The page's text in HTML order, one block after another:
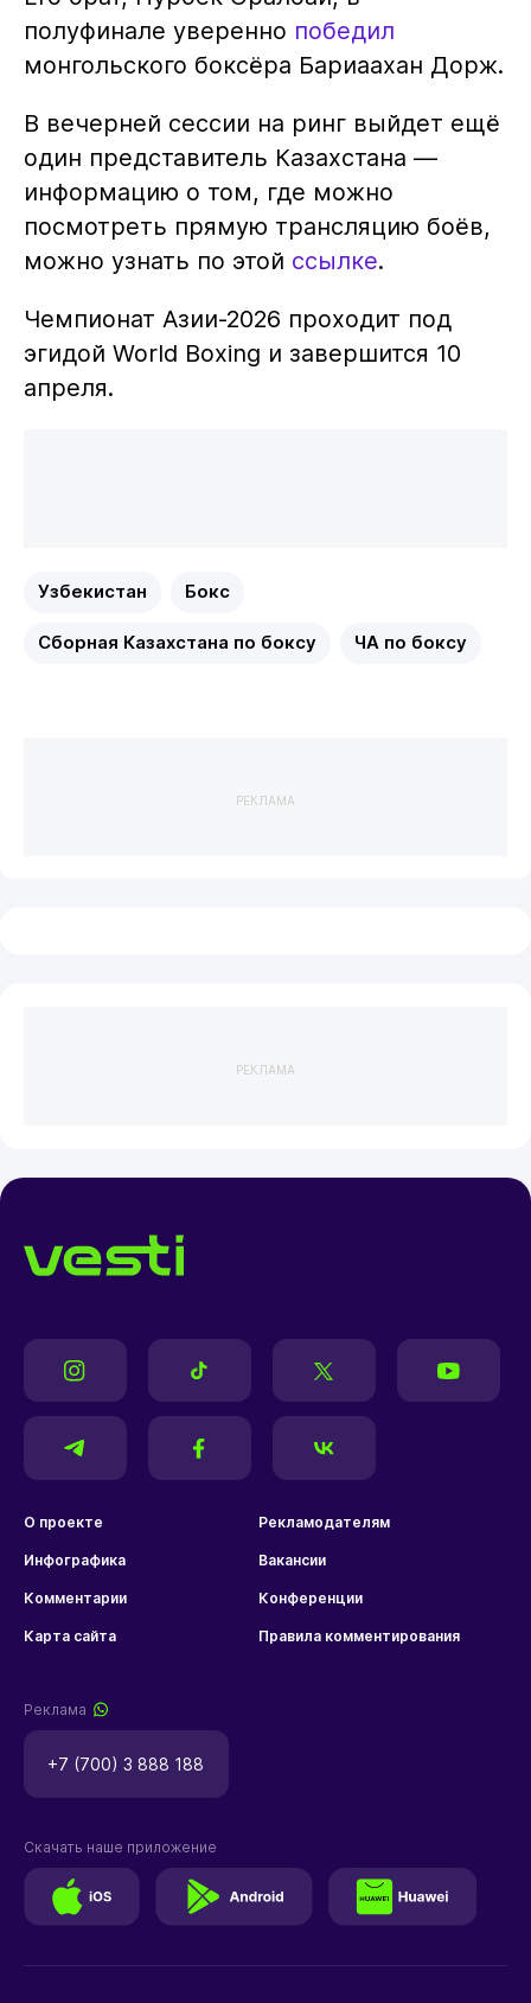
полуфинале уверенно победил
монгольского боксёра Бариаахан Дорж.
В вечерней сессии на ринг выйдет ещё
один представитель Казахстана —
информацию о том, где можно
посмотреть прямую трансляцию боёв,
можно узнать по этой ссылке.
Чемпионат Азии-2026 проходит под
эгидой World Boxing и завершится 10
апреля.
Узбекистан Бокс
Сборная Казахстана по боксу ЧА по боксу
РЕКЛАМА
РЕКЛАМА
О проекте Рекламодателям
Инфографика Вакансии
Комментарии Конференции
Карта сайта Правила комментирования
Реклама
+7 (700) 3 888 188
Скачать наше приложение